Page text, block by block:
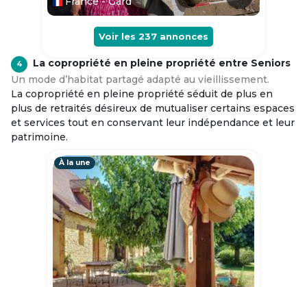
Voir les 237 annonces
4
La copropriété en pleine propriété entre Seniors
Un mode d’habitat partagé adapté au vieillissement.
La copropriété en pleine propriété séduit de plus en
plus de retraités désireux de mutualiser certains espaces
et services tout en conservant leur indépendance et leur
patrimoine.
À la une